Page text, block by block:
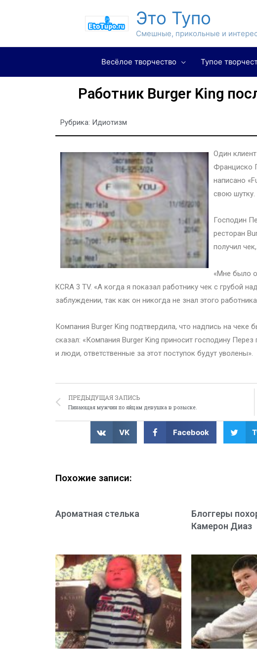
Это Тупо
Смешные, прикольные и
Весёлое творчество Тупое
Работник Burger King
Рубрика: Идиотизм
Один
Франциско
написано
свою шутку.
Господин
ресторан
получил
«Мне было
KCRA 3 TV. «А когда я показал работнику чек с грубой
заблуждении, так как он никогда не знал этого
Компания Burger King подтвердила, что надпись на
сказал: «Компания Burger King приносит господину
и люди, ответственные за этот поступок будут уволены».
ПРЕДЫДУЩАЯ ЗАПИСЬ
Пинающая мужчин по яйцам девушка в розыске.
VK Facebook
Похожие записи:
Ароматная стелька
Блоггеры
Камерон Диаз